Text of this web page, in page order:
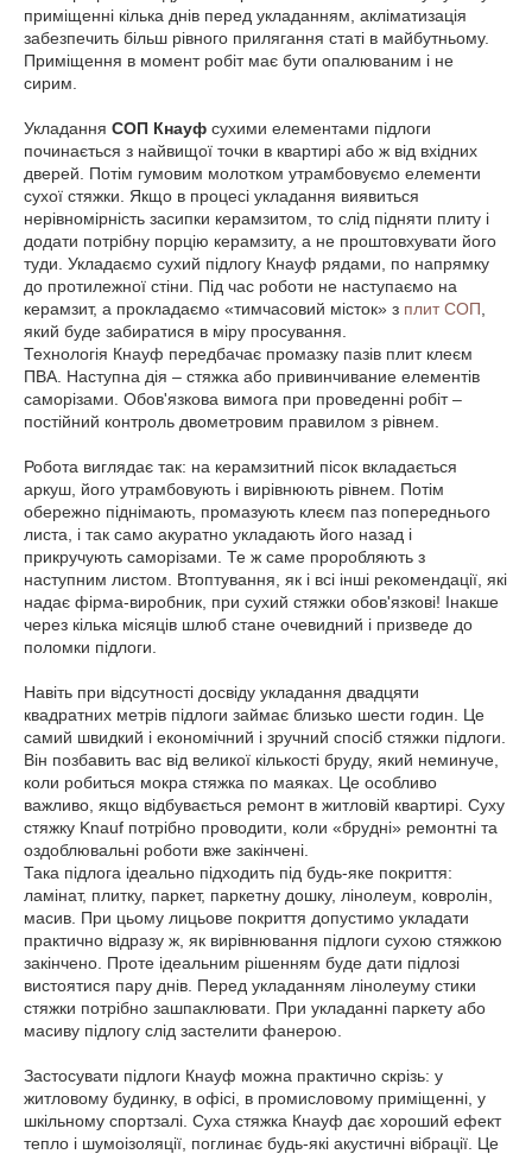
приміщенні кілька днів перед укладанням, акліматизація
забезпечить більш рівного прилягання статі в майбутньому.
Приміщення в момент робіт має бути опалюваним і не
сирим.
Укладання СОП Кнауф сухими елементами підлоги
починається з найвищої точки в квартирі або ж від вхідних
дверей. Потім гумовим молотком утрамбовуємо елементи
сухої стяжки. Якщо в процесі укладання виявиться
нерівномірність засипки керамзитом, то слід підняти плиту і
додати потрібну порцію керамзиту, а не проштовхувати його
туди. Укладаємо сухий підлогу Кнауф рядами, по напрямку
до протилежної стіни. Під час роботи не наступаємо на
керамзит, а прокладаємо «тимчасовий місток» з плит СОП
який буде забиратися в міру просування.
Технологія Кнауф передбачає промазку пазів плит клеєм
ПВА. Наступна дія – стяжка або привинчивание елементів
саморізами. Обов'язкова вимога при проведенні робіт –
постійний контроль двометровим правилом з рівнем.
Робота виглядає так: на керамзитний пісок вкладається
аркуш, його утрамбовують і вирівнюють рівнем. Потім
обережно піднімають, промазують клеєм паз попереднього
листа, і так само акуратно укладають його назад і
прикручують саморізами. Те ж саме проробляють з
наступним листом. Втоптування, як і всі інші рекомендації, які
надає фірма-виробник, при сухий стяжки обов'язкові! Інакше
через кілька місяців шлюб стане очевидний і призведе до
поломки підлоги.
Навіть при відсутності досвіду укладання двадцяти
квадратних метрів підлоги займає близько шести годин. Це
самий швидкий і економічний і зручний спосіб стяжки підлоги.
Він позбавить вас від великої кількості бруду, який неминуче,
коли робиться мокра стяжка по маяках. Це особливо
важливо, якщо відбувається ремонт в житловій квартирі. Суху
стяжку Knauf потрібно проводити, коли «брудні» ремонтні та
оздоблювальні роботи вже закінчені.
Така підлога ідеально підходить під будь-яке покриття:
ламінат, плитку, паркет, паркетну дошку, лінолеум, ковролін,
масив. При цьому лицьове покриття допустимо укладати
практично відразу ж, як вирівнювання підлоги сухою стяжкою
закінчено. Проте ідеальним рішенням буде дати підлозі
вистоятися пару днів. Перед укладанням лінолеуму стики
стяжки потрібно зашпаклювати. При укладанні паркету або
масиву підлогу слід застелити фанерою.
Застосувати підлоги Кнауф можна практично скрізь: у
житловому будинку, в офісі, в промисловому приміщенні, у
шкільному спортзалі. Суха стяжка Кнауф дає хороший ефект
тепло і шумоізоляції, поглинає будь-які акустичні вібрації. Це